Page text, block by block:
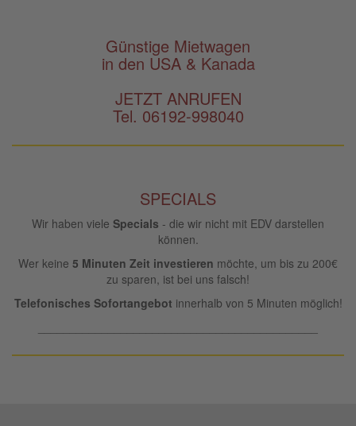
Günstige Mietwagen
in den USA & Kanada
JETZT ANRUFEN
Tel. 06192-998040
SPECIALS
Wir haben viele Specials - die wir nicht mit EDV darstellen
können.
Wer keine 5 Minuten Zeit investieren möchte, um bis zu 200€
zu sparen, ist bei uns falsch!
Telefonisches Sofortangebot innerhalb von 5 Minuten möglich!